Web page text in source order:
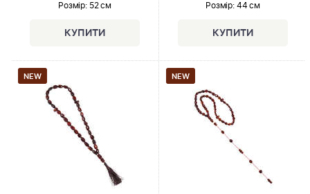
Розмір: 52 см Розмір: 44 см
NEW NEW